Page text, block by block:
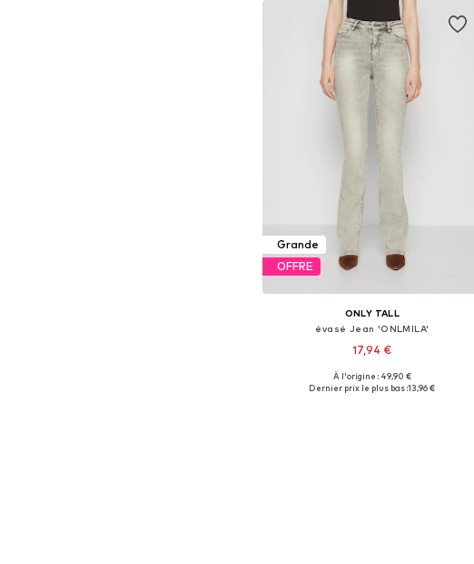
Grande
OFFRE
ONLY TALL
évasé Jean 'ONLMILA'
17,94 €
Disponible en plusieurs tailles
À l'origine : 49,90 €
Dernier prix le plus bas :13,96 €